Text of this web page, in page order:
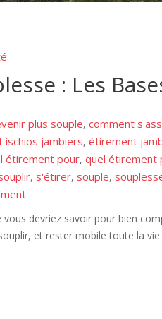
: Les
plus souple, comment
ischios jambiers, étirement
étirement pour, quel étirement
, s'étirer, souple,
vous devriez savoir pour bien
et rester mobile toute la vie.